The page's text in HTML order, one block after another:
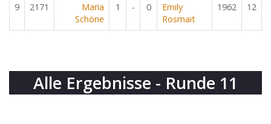
9 2171
Maria
Schöne
1 - 0
Emily
Rosmait
1962 12
Alle Ergebnisse - Runde 11